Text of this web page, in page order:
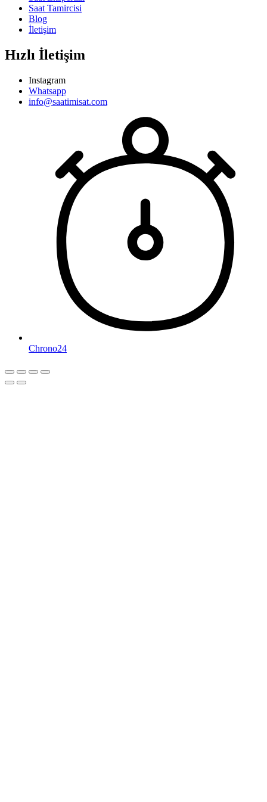
Saat Tamircisi
Blog
İletişim
Hızlı İletişim
Instagram
Whatsapp
info@saatimisat.com
Chrono24